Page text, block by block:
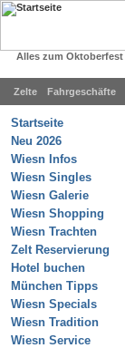
Alles zum Oktoberfest
Zelte Fahrgeschäfte
Startseite
Neu 2026
Wiesn Infos
Wiesn Singles
Wiesn Galerie
Wiesn Shopping
Wiesn Trachten
Zelt Reservierung
Hotel buchen
München Tipps
Wiesn Specials
Wiesn Tradition
Wiesn Service